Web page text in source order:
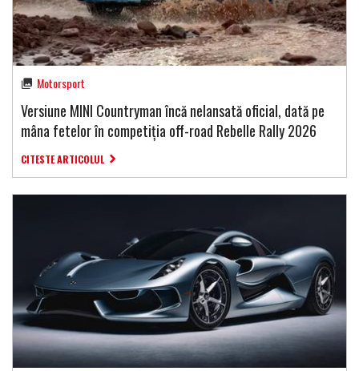
Motorsport
Versiune MINI Countryman încă nelansată oficial, dată pe
mâna fetelor în competiția off-road Rebelle Rally 2026
CITESTE ARTICOLUL